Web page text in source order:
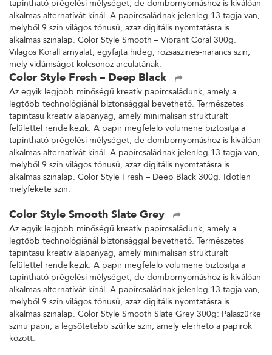
tapintható prégelési mélységet, de dombornyomáshoz is kiválóan
alkalmas alternatívát kínál. A papírcsaládnak jelenleg 13 tagja van,
melyből 9 szín világos tónusú, azaz digitális nyomtatásra is
alkalmas színalap. Color Style Smooth – Vibrant Coral 300g.
Világos Korall árnyalat, egyfajta hideg, rózsaszínes-narancs szín,
mely vidámságot kölcsönöz arculatának.
Color Style Fresh – Deep Black
Az egyik legjobb minőségű kreatív papírcsaládunk, amely a
legtöbb technológiánál biztonsággal bevethető. Természetes
tapintású kreatív alapanyag, amely minimálisan strukturált
felülettel rendelkezik. A papír megfelelő volumene biztosítja a
tapintható prégelési mélységet, de dombornyomáshoz is kiválóan
alkalmas alternatívát kínál. A papírcsaládnak jelenleg 13 tagja van,
melyből 9 szín világos tónusú, azaz digitális nyomtatásra is
alkalmas színalap. Color Style Fresh – Deep Black 300g. Időtlen
mélyfekete szín.
Color Style Smooth Slate Grey
Az egyik legjobb minőségű kreatív papírcsaládunk, amely a
legtöbb technológiánál biztonsággal bevethető. Természetes
tapintású kreatív alapanyag, amely minimálisan strukturált
felülettel rendelkezik. A papír megfelelő volumene biztosítja a
tapintható prégelési mélységet, de dombornyomáshoz is kiválóan
alkalmas alternatívát kínál. A papírcsaládnak jelenleg 13 tagja van,
melyből 9 szín világos tónusú, azaz digitális nyomtatásra is
alkalmas színalap. Color Style Smooth Slate Grey 300g: Palaszürke
színű papír, a legsötétebb szürke szín, amely elérhető a papírok
között.